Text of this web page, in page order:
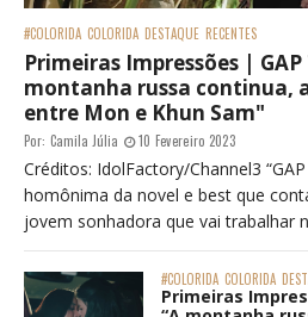
#COLORIDA COLORIDA DESTAQUE RECENTES
Primeiras Impressões | GAP
montanha russa continua,
entre Mon e Khun Sam"
Por: Camila Júlia 10 Fevereiro 2023
Créditos: IdolFactory/Channel3
homônima da novel e best que
jovem sonhadora que vai trabalhar
#COLORIDA COLORIDA
Primeiras